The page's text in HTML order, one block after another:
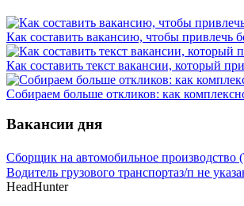
Как составить вакансию, чтобы привлечь
Как составить текст вакансии, который
Собираем больше откликов: как
Вакансии дня
Сборщик на автомобильное производство
Водитель грузового транспортаз/п не
HeadHunter